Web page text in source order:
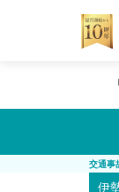
交通事
伊